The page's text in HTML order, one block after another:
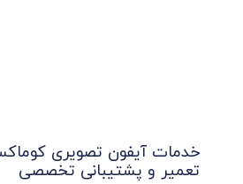
خدمات آیفون تصویری
تعمیر و پشتیبانی تخصصی